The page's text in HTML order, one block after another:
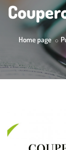
Home page